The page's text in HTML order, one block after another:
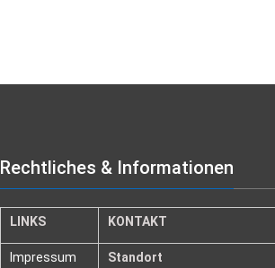
Rechtliches & Informationen
LINKS KONTAKT
Impressum Standort